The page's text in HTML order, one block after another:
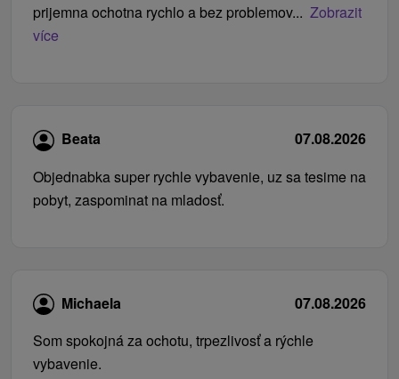
prijemna ochotna rychlo a bez problemov... Zobrazit
více
Beata
07.08.2026
Objednabka super rychle vybavenie, uz sa tesime na
pobyt, zaspominat na mladosť.
Michaela
07.08.2026
Som spokojná za ochotu, trpezlivosť a rýchle
vybavenie.